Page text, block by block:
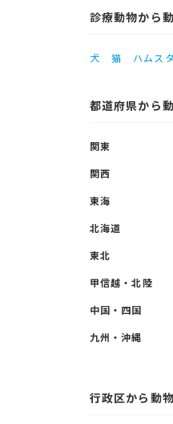
診療動物から
犬 猫 ハムス
都道府県から
関東
関西
東海
北海道
東北
甲信越・北陸
中国・四国
九州・沖縄
行政区から動